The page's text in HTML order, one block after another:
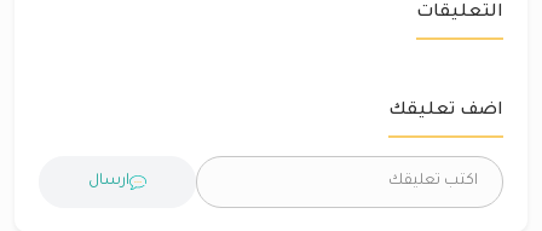
التعليقات
اضف تعليقك
ارسال